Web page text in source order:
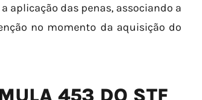
aplicação das penas, associando a
no momento da aquisição do
453 DO STF